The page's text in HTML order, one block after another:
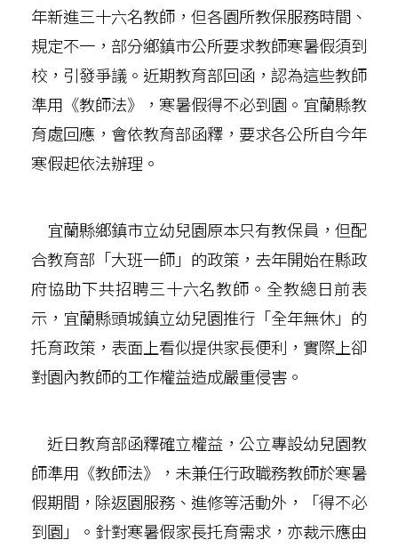
年新進三十六名教師，但各園所教保服務時間、
規定不一，部分鄉鎮市公所要求教師寒暑假須到
校，引發爭議。近期教育部回函，認為這些教師
準用《教師法》，寒暑假得不必到園。宜蘭縣教
育處回應，會依教育部函釋，要求各公所自今年
寒假起依法辦理。
宜蘭縣鄉鎮市立幼兒園原本只有教保員，但配
合教育部「大班一師」的政策，去年開始在縣政
府協助下共招聘三十六名教師。全教總日前表
示，宜蘭縣頭城鎮立幼兒園推行「全年無休」的
托育政策，表面上看似提供家長便利，實際上卻
對園內教師的工作權益造成嚴重侵害。
近日教育部函釋確立權益，公立專設幼兒園教
師準用《教師法》，未兼任行政職務教師於寒暑
假期間，除返園服務、進修等活動外，「得不必
到園」。針對寒暑假家長托育需求，亦裁示應由